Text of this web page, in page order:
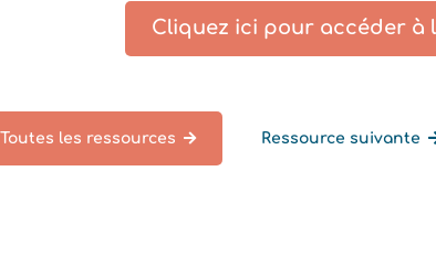
Cliquez ici pour accéder à
Toutes les ressources Ressource suivante